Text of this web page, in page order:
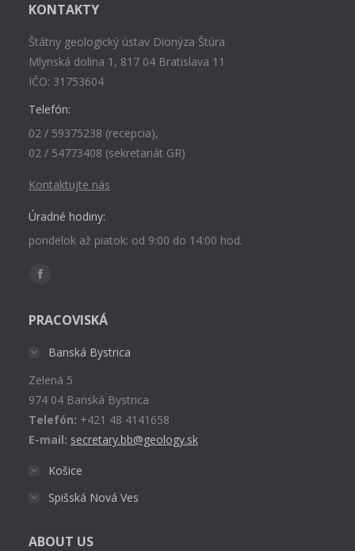
KONTAKTY
Štátny geologický ústav Dionýza Štúra
Mlynská dolina 1, 817 04 Bratislava 11
IČO: 31753604
Telefón:
02 / 59375238 (recepcia),
02 / 54773408 (sekretariát GR)
Kontaktujte nás
Úradné hodiny:
pondelok až piatok: od 9:00 do 14:00 hod.
Find us on:
Facebook
opens
window
PRACOVISKÁ
Banská Bystrica
Zelená 5
974 04 Banská Bystrica
Telefón: +421 48 4141658
E-mail: secretary.bb@geology.sk
Košice
Spišská Nová Ves
ABOUT US